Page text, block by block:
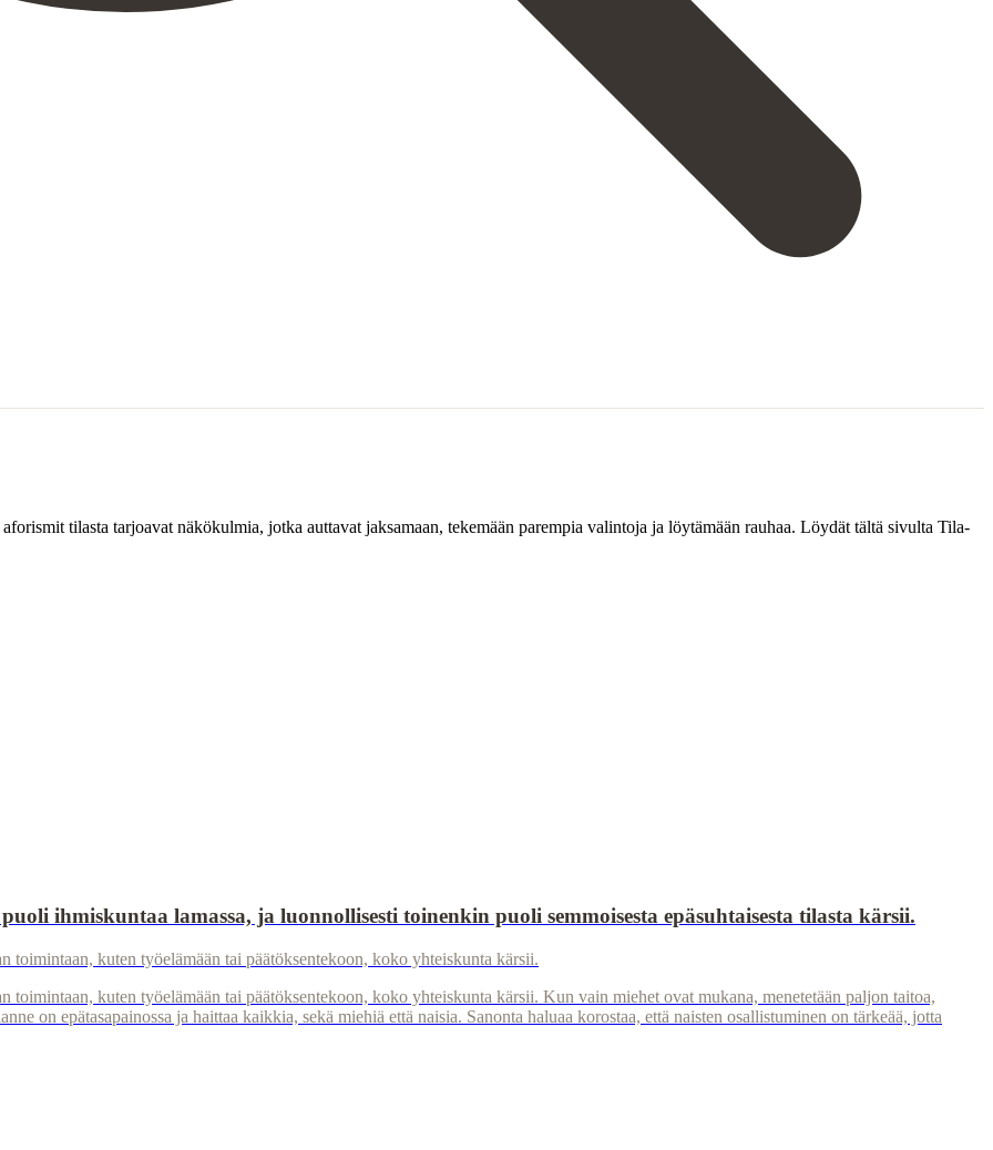
tilasta tarjoavat näkökulmia, jotka auttavat jaksamaan, tekemään parempia valintoja ja löytämään rauhaa. Löydät tältä sivulta Tila-
ihmiskuntaa lamassa, ja luonnollisesti toinenkin puoli semmoisesta epäsuhtaisesta tilasta kärsii.
toimintaan, kuten työelämään tai päätöksentekoon, koko yhteiskunta kärsii.
toimintaan, kuten työelämään tai päätöksentekoon, koko yhteiskunta kärsii. Kun vain miehet ovat mukana, menetetään paljon taitoa,
on epätasapainossa ja haittaa kaikkia, sekä miehiä että naisia. Sanonta haluaa korostaa, että naisten osallistuminen on tärkeää, jotta